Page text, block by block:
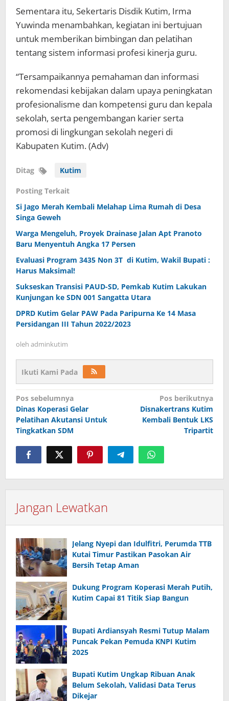
Sementara itu, Sekertaris Disdik Kutim, Irma
Yuwinda menambahkan, kegiatan ini bertujuan
untuk memberikan bimbingan dan pelatihan
tentang sistem informasi profesi kinerja guru.
“Tersampaikannya pemahaman dan informasi
rekomendasi kebijakan dalam upaya peningkatan
profesionalisme dan kompetensi guru dan kepala
sekolah, serta pengembangan karier serta
promosi di lingkungan sekolah negeri di
Kabupaten Kutim. (Adv)
Ditag Kutim
Posting Terkait
Si Jago Merah Kembali Melahap Lima Rumah di Desa
Singa Geweh
Warga Mengeluh, Proyek Drainase Jalan Apt Pranoto
Baru Menyentuh Angka 17 Persen
Evaluasi Program 3435 Non 3T di Kutim, Wakil Bupati :
Harus Maksimal!
Sukseskan Transisi PAUD-SD, Pemkab Kutim Lakukan
Kunjungan ke SDN 001 Sangatta Utara
DPRD Kutim Gelar PAW Pada Paripurna Ke 14 Masa
Persidangan III Tahun 2022/2023
oleh adminkutim
Ikuti Kami Pada
Navigasi
pos
Pos sebelumnya
Dinas Koperasi Gelar
Pelatihan Akutansi Untuk
Tingkatkan SDM
Pos berikutnya
Disnakertrans Kutim
Kembali Bentuk LKS
Tripartit
Jangan Lewatkan
Jelang Nyepi dan Idulfitri, Perumda TTB
Kutai Timur Pastikan Pasokan Air
Bersih Tetap Aman
Dukung Program Koperasi Merah Putih,
Kutim Capai 81 Titik Siap Bangun
Bupati Ardiansyah Resmi Tutup Malam
Puncak Pekan Pemuda KNPI Kutim
2025
Bupati Kutim Ungkap Ribuan Anak
Belum Sekolah, Validasi Data Terus
Dikejar